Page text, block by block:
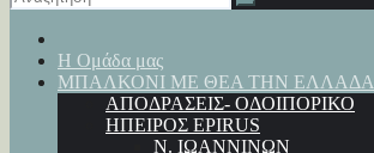
Η Ομάδα μας
ΜΠΑΛΚΟΝΙ ΜΕ ΘΕΑ ΤΗΝ ΕΛΛΑΔΑ
ΑΠΟΔΡΑΣΕΙΣ- ΟΔΟΙΠΟΡΙΚΟ
ΗΠΕΙΡΟΣ EPIRUS
Ν. ΙΩΑΝΝΙΝΩΝ